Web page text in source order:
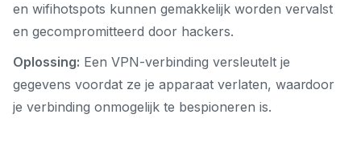
en wifihotspots kunnen gemakkelijk worden vervalst
en gecompromitteerd door hackers.
Oplossing: Een VPN-verbinding versleutelt je
gegevens voordat ze je apparaat verlaten, waardoor
je verbinding onmogelijk te bespioneren is.